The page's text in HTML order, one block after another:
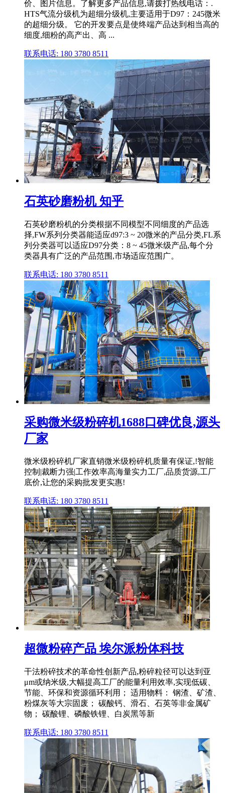
价、图片信息。了解更多产品信息,请拨打热线电话：.
HTS气流分级机为超细分级机,主要适用于D97：245微米
的超细分级。 它的开发要点是使终端产品达到相当高的
细度,细粉的高产出、高 ...
联系电话: 180 3780 8511
石英砂磨粉机 知乎
石英砂磨粉机的分类根据不同模型不同细度的产品选
择,FW系列分类器能适应d97:3 ~ 20微米的产品分类,FL系
列分类器可以适应D97分类：8 ~ 45微米级产品,每个分
类器具有广泛的产品范围,市场适应范围广。
联系电话: 180 3780 8511
采购微米级粉碎机1688口碑优良,源头
厂家
微米级粉碎机厂家直销微米级粉碎机质量有保证,!智能
控制|裁断力强|工作效率高海量实力工厂,品质货源,工厂
底价,让您的采购批发更实惠!
联系电话: 180 3780 8511
超微粉碎产品 埃尔派粉体科技
干法粉碎技术的革命性创新产品,粉碎粒径可以达到亚
μm或纳米级,大幅提高工厂的能量利用效率,实现低碳、
节能、环保和资源循环利用； 适用物料： 钢渣、矿渣、
粉煤灰等大宗固废； 碳酸钙、滑石、石英等非金属矿
物； 碳酸锂、磷酸铁锂、白炭黑等新
联系电话: 180 3780 8511